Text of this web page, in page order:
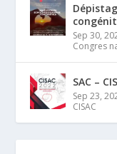
Sep 30,
Congres
SAC –
Sep 23,
CISAC